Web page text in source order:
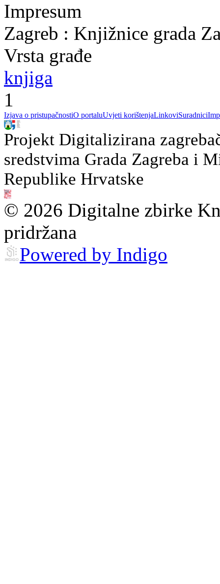
Impresum
Zagreb : Knjižnice grada
Vrsta građe
knjiga
1
Izjava o pristupačnostiO portaluUvjeti korištenjaLinkoviSuradnici
Projekt Digitalizirana
sredstvima Grada Zagreba i
Republike Hrvatske
© 2026 Digitalne zbirke
pridržana
Powered by Indigo